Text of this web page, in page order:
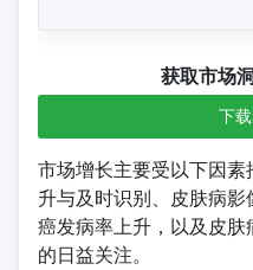
获取市场
下
市场增长主要受以下因
升与及时识别、皮肤病
癌发病率上升，以及皮
的日益关注。